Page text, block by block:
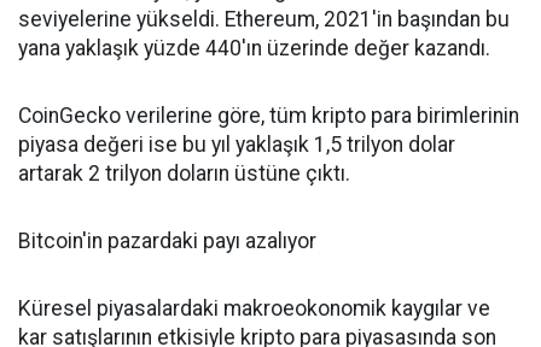
seviyelerine yükseldi. Ethereum, 2021'in başından bu
yana yaklaşık yüzde 440'ın üzerinde değer kazandı.
CoinGecko verilerine göre, tüm kripto para birimlerinin
piyasa değeri ise bu yıl yaklaşık 1,5 trilyon dolar
artarak 2 trilyon doların üstüne çıktı.
Bitcoin'in pazardaki payı azalıyor
Küresel piyasalardaki makroeokonomik kaygılar ve
kar satışlarının etkisiyle kripto para piyasasında son